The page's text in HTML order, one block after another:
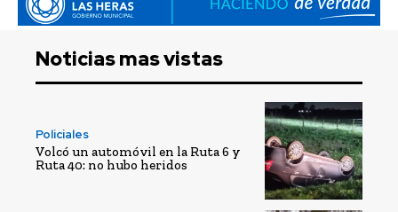
Noticias mas vistas
Policiales
Volcó un automóvil en la Ruta 6 y
Ruta 40: no hubo heridos